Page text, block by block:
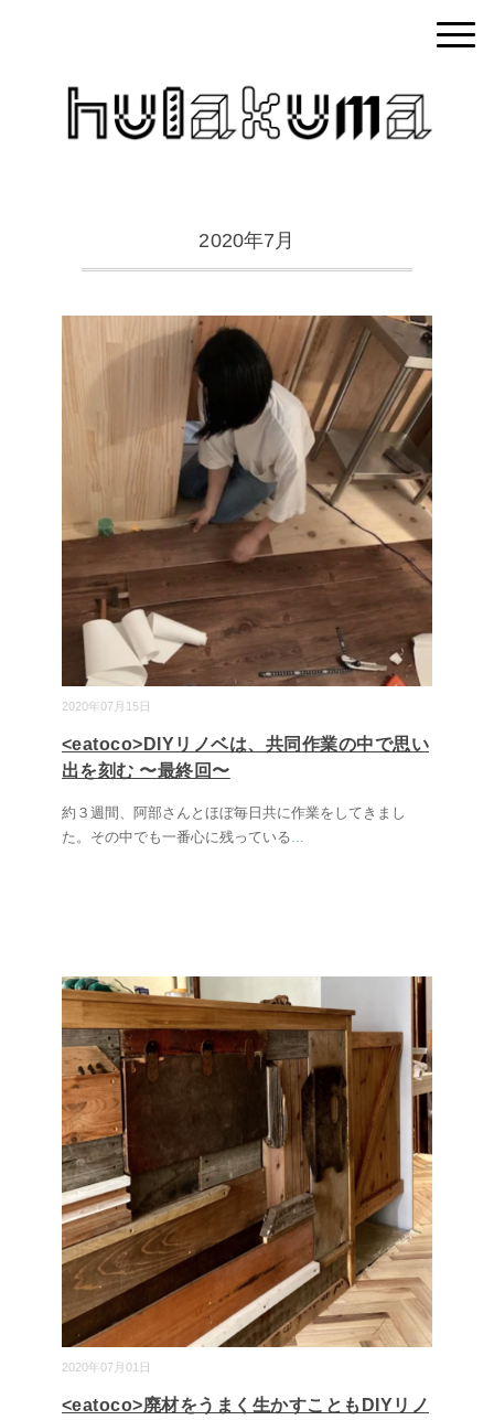
2020年7月
2020年07月15日
<eatoco>DIYリノベは、共同作業の中で思い
出を刻む 〜最終回〜
約３週間、阿部さんとほぼ毎日共に作業をしてきまし
た。その中でも一番心に残っている
2020年07月01日
<eatoco>廃材をうまく生かすこともDIYリノ